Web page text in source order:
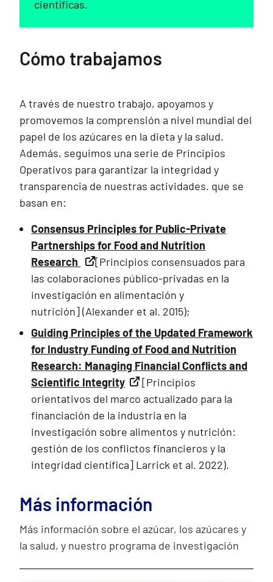
científicas.
Cómo trabajamos
A través de nuestro trabajo, apoyamos y
promovemos la comprensión a nivel mundial del
papel de los azúcares en la dieta y la salud.
Además, seguimos una serie de Principios
Operativos para garantizar la integridad y
transparencia de nuestras actividades. que se
basan en:
Consensus Principles for Public-Private
Partnerships for Food and Nutrition
Research
[Principios consensuados para
las colaboraciones público-privadas en la
investigación en alimentación y
nutrición] (Alexander et al. 2015);
Guiding Principles of the Updated Framework
for Industry Funding of Food and Nutrition
Research: Managing Financial Conflicts and
Scientific Integrity
[Principios
orientativos del marco actualizado para la
financiación de la industria en la
investigación sobre alimentos y nutrición:
gestión de los conflictos financieros y la
integridad científica] Larrick et al. 2022).
Más información
Más información sobre el azúcar, los azúcares y
la salud, y nuestro programa de investigación